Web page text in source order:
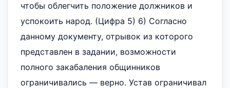
чтобы облегчить положение должников и
успокоить народ. (Цифра 5) 6) Согласно
данному документу, отрывок из которого
представлен в задании, возможности
полного закабаления общинников
ограничивались — верно. Устав ограничивал